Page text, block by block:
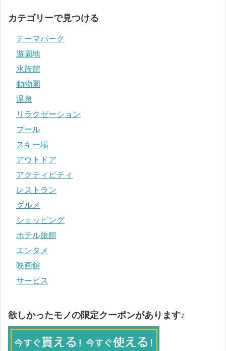
カテゴリーで見つける
テーマパーク
遊園地
水族館
動物園
温泉
リラクゼーション
プール
スキー場
アウトドア
アクティビティ
レストラン
グルメ
ショッピング
ホテル旅館
エンタメ
映画館
サービス
欲しかったモノの限定クーポンがあります♪